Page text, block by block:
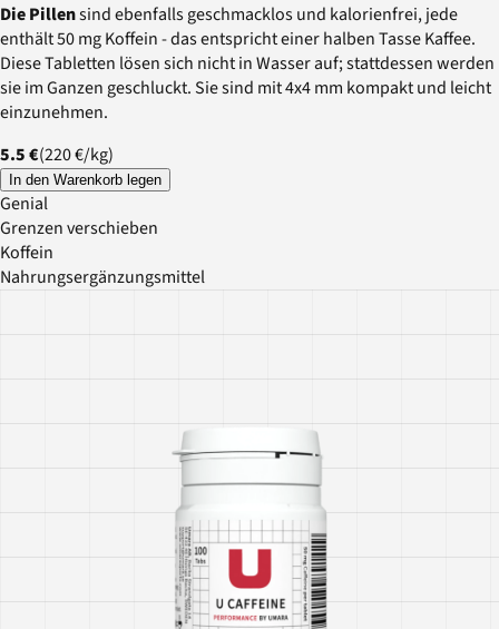
Die Pillensind ebenfalls geschmacklos und kalorienfrei, jede
enthält 50 mg Koffein - das entspricht einer halben Tasse Kaffee.
Diese Tabletten lösen sich nicht in Wasser auf; stattdessen werden
sie im Ganzen geschluckt. Sie sind mit 4x4 mm kompakt und leicht
einzunehmen.
5.5 €(220 €/kg)
In den Warenkorb legen
Genial
Grenzen verschieben
Koffein
Nahrungsergänzungsmittel